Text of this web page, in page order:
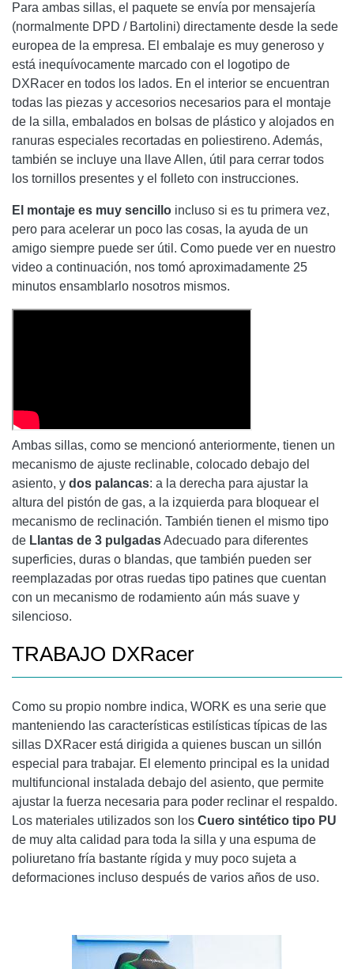
Para ambas sillas, el paquete se envía por mensajería
(normalmente DPD / Bartolini) directamente desde la sede
europea de la empresa. El embalaje es muy generoso y
está inequívocamente marcado con el logotipo de
DXRacer en todos los lados. En el interior se encuentran
todas las piezas y accesorios necesarios para el montaje
de la silla, embalados en bolsas de plástico y alojados en
ranuras especiales recortadas en poliestireno. Además,
también se incluye una llave Allen, útil para cerrar todos
los tornillos presentes y el folleto con instrucciones.
El montaje es muy sencillo incluso si es tu primera vez,
pero para acelerar un poco las cosas, la ayuda de un
amigo siempre puede ser útil. Como puede ver en nuestro
video a continuación, nos tomó aproximadamente 25
minutos ensamblarlo nosotros mismos.
Ambas sillas, como se mencionó anteriormente, tienen un
mecanismo de ajuste reclinable, colocado debajo del
asiento, y dos palancas: a la derecha para ajustar la
altura del pistón de gas, a la izquierda para bloquear el
mecanismo de reclinación. También tienen el mismo tipo
de Llantas de 3 pulgadasAdecuado para diferentes
superficies, duras o blandas, que también pueden ser
reemplazadas por otras ruedas tipo patines que cuentan
con un mecanismo de rodamiento aún más suave y
silencioso.
TRABAJO DXRacer
Como su propio nombre indica, WORK es una serie que
manteniendo las características estilísticas típicas de las
sillas DXRacer está dirigida a quienes buscan un sillón
especial para trabajar. El elemento principal es la unidad
multifuncional instalada debajo del asiento, que permite
ajustar la fuerza necesaria para poder reclinar el respaldo.
Los materiales utilizados son los Cuero sintético tipo PU
de muy alta calidad para toda la silla y una espuma de
poliuretano fría bastante rígida y muy poco sujeta a
deformaciones incluso después de varios años de uso.